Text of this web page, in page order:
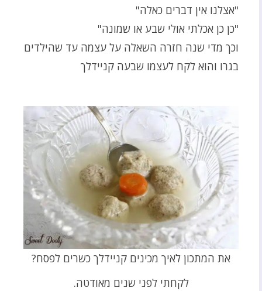
"אצלנו אין דברים כאלה"
"כן כן אכלתי אולי שבע או שמונה"
וכך מדי שנה חזרה השאלה על עצמה עד שהילדים
בגרו והוא לקח לעצמו שבעה קניידלך
את המתכון לאיך מכינים קניידלך כשרים לפסח?
לקחתי לפני שנים מאודטה.